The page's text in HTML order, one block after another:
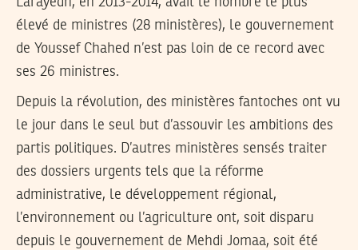
élevé de ministres (28 ministères), le gouvernement
de Youssef Chahed n’est pas loin de ce record avec
ses 26 ministres.
Depuis la révolution, des ministères fantoches ont vu
le jour dans le seul but d’assouvir les ambitions des
partis politiques. D’autres ministères sensés traiter
des dossiers urgents tels que la réforme
administrative, le développement régional,
l’environnement ou l’agriculture ont, soit disparu
depuis le gouvernement de Mehdi Jomaa, soit été